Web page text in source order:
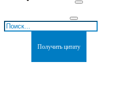
Поиск
Получить цитату